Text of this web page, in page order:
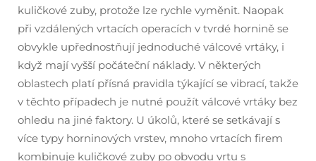
kuličkové zuby, protože lze rychle vyměnit. Naopak
při vzdálených vrtacích operacích v tvrdé hornině se
obvykle upřednostňují jednoduché válcové vrtáky, i
když mají vyšší počáteční náklady. V některých
oblastech platí přísná pravidla týkající se vibrací, takže
v těchto případech je nutné použít válcové vrtáky bez
ohledu na jiné faktory. U úkolů, které se setkávají s
více typy horninových vrstev, mnoho vrtacích firem
kombinuje kuličkové zuby po obvodu vrtu s